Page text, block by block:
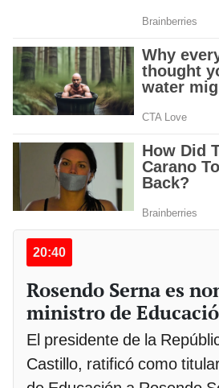
20:40
Rosendo Serna es
ministro de
El presidente de la
Castillo, ratificó como